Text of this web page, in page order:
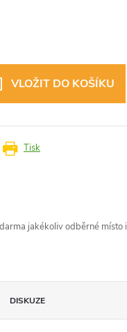
VLOŽIT DO KOŠÍKU
Tisk
jakékoliv odběrné místo i
DISKUZE